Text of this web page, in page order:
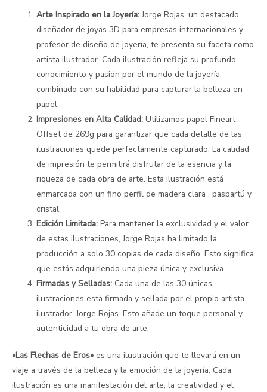
Arte Inspirado en la Joyería:Jorge Rojas, un destacado
diseñador de joyas 3D para empresas internacionales y
profesor de diseño de joyería, te presenta su faceta como
artista ilustrador. Cada ilustración refleja su profundo
conocimiento y pasión por el mundo de la joyería,
combinado con su habilidad para capturar la belleza en
papel.
Impresiones en Alta Calidad: Utilizamos papel Fineart
Offset de 269g para garantizar que cada detalle de las
ilustraciones quede perfectamente capturado. La calidad
de impresión te permitirá disfrutar de la esencia y la
riqueza de cada obra de arte. Esta ilustración está
enmarcada con un fino perfil de madera clara , paspartú y
cristal.
Edición Limitada: Para mantener la exclusividad y el valor
de estas ilustraciones, Jorge Rojas ha limitado la
producción a solo 30 copias de cada diseño. Esto significa
que estás adquiriendo una pieza única y exclusiva.
Firmadas y Selladas: Cada una de las 30 únicas
ilustraciones está firmada y sellada por el propio artista
ilustrador, Jorge Rojas. Esto añade un toque personal y
autenticidad a tu obra de arte.
«Las Flechas de Eros» es una ilustración que te llevará en un
viaje a través de la belleza y la emoción de la joyería. Cada
ilustración es una manifestación del arte, la creatividad y el